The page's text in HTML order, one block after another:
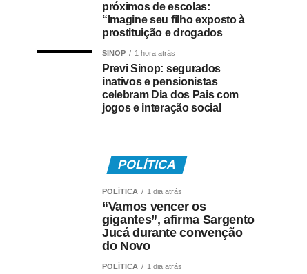
próximos de escolas:
“Imagine seu filho exposto à
prostituição e drogados
SINOP 1 hora atrás
Previ Sinop: segurados
inativos e pensionistas
celebram Dia dos Pais com
jogos e interação social
POLÍTICA
POLÍTICA 1 dia atrás
“Vamos vencer os
gigantes”, afirma Sargento
Jucá durante convenção
do Novo
POLÍTICA 1 dia atrás